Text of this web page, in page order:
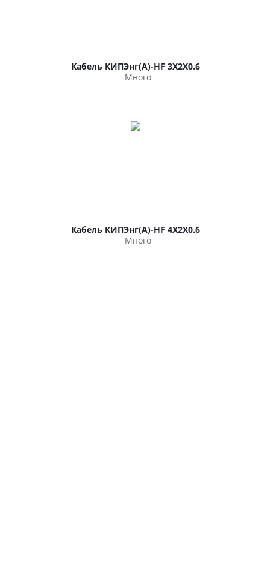
Кабель КИПЭнг(А)-HF 3Х2Х0.6
Много
Кабель КИПЭнг(А)-HF 4Х2Х0.6
Много